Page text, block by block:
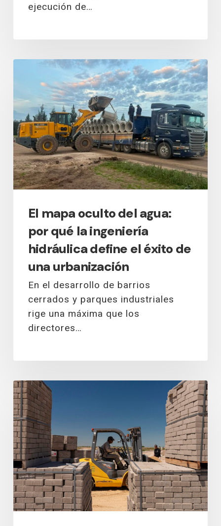
ejecución de…
del
agua:
por
qué
la
ingeniería
hidráulica
éxitoEl mapa oculto del agua:
por qué la ingeniería
hidráulica define el éxito de
una urbanización
En el desarrollo de barrios
cerrados y parques industriales
rige una máxima que los
directores…
El
pavimento
intertrabado
y
la
regla
de
oro:
cuando
la